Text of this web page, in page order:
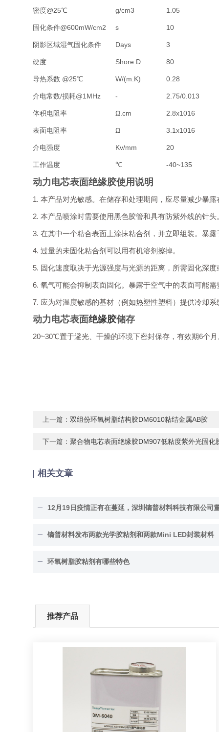
密度@25℃ g/cm3 1.05
固化条件@600mW/cm2 s 10
阴影区域湿气固化条件 Days 3
硬度 Shore D 80
导热系数 @25℃ W/(m.K) 0.28
介电常数/损耗@1MHz - 2.75/0.013
体积电阻率 Ω .cm 2.8x1016
表面电阻率 Ω 3.1x1016
介电强度 Kv/mm 20
工作温度 ℃ -40~135
动力电芯表面绝缘胶使用说明
1. 本产品对光敏感。在储存和处理期间，应尽量减少暴
2. 本产品喷涂时需要使用黑色胶管和具有防紫外线的针
3. 在其中一个粘合表面上涂抹粘合剂，并立即组装。暴
4. 过量的未固化粘合剂可以用有机溶剂擦掉。
5. 固化速度取决于光源强度与光源的距离，所需固化深
6. 氧气可能会抑制表面固化。暴露于空气中的表面可能
7. 应为对温度敏感的基材（例如热塑性塑料）提供冷却
动力电芯表面绝缘胶储存
20~30℃置于避光、干燥的环境下密封保存，有效期6个
上一篇：双组份环氧树脂结构胶DM6010粘结金属AB胶
下一篇：聚合物电芯表面绝缘胶DM907低粘度紫外光固化
相关文章
镝普材料发布两款光学胶粘剂和两款Mini LED封装材料
环氧树脂胶粘剂有哪些特色
推荐产品